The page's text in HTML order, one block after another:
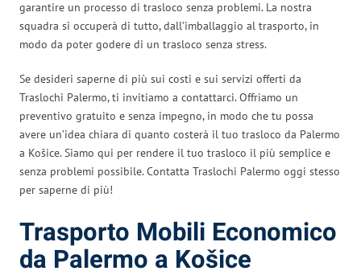
garantire un processo di trasloco senza problemi. La nostra
squadra si occuperà di tutto, dall’imballaggio al trasporto, in
modo da poter godere di un trasloco senza stress.
Se desideri saperne di più sui costi e sui servizi offerti da
Traslochi Palermo, ti invitiamo a contattarci. Offriamo un
preventivo gratuito e senza impegno, in modo che tu possa
avere un’idea chiara di quanto costerà il tuo trasloco da Palermo
a Košice. Siamo qui per rendere il tuo trasloco il più semplice e
senza problemi possibile. Contatta Traslochi Palermo oggi stesso
per saperne di più!
Trasporto Mobili Economico
da Palermo a Košice